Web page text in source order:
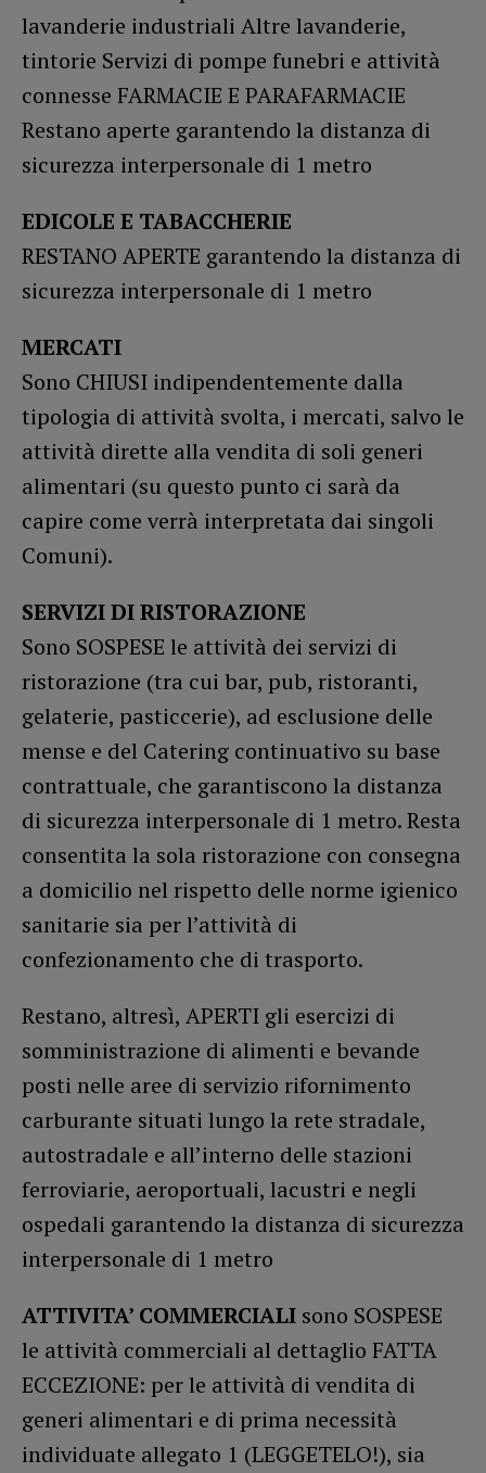
lavanderie industriali Altre lavanderie,
tintorie Servizi di pompe funebri e attività
connesse FARMACIE E PARAFARMACIE
Restano aperte garantendo la distanza di
sicurezza interpersonale di 1 metro
EDICOLE E TABACCHERIE
RESTANO APERTE garantendo la distanza di
sicurezza interpersonale di 1 metro
MERCATI
Sono CHIUSI indipendentemente dalla
tipologia di attività svolta, i mercati, salvo le
attività dirette alla vendita di soli generi
alimentari (su questo punto ci sarà da
capire come verrà interpretata dai singoli
Comuni).
SERVIZI DI RISTORAZIONE
Sono SOSPESE le attività dei servizi di
ristorazione (tra cui bar, pub, ristoranti,
gelaterie, pasticcerie), ad esclusione delle
mense e del Catering continuativo su base
contrattuale, che garantiscono la distanza
di sicurezza interpersonale di 1 metro. Resta
consentita la sola ristorazione con consegna
a domicilio nel rispetto delle norme igienico
sanitarie sia per l’attività di
confezionamento che di trasporto.
Restano, altresì, APERTI gli esercizi di
somministrazione di alimenti e bevande
posti nelle aree di servizio rifornimento
carburante situati lungo la rete stradale,
autostradale e all’interno delle stazioni
ferroviarie, aeroportuali, lacustri e negli
ospedali garantendo la distanza di sicurezza
interpersonale di 1 metro
ATTIVITA’ COMMERCIALI sono SOSPESE
le attività commerciali al dettaglio FATTA
ECCEZIONE: per le attività di vendita di
generi alimentari e di prima necessità
individuate allegato 1 (LEGGETELO!), sia